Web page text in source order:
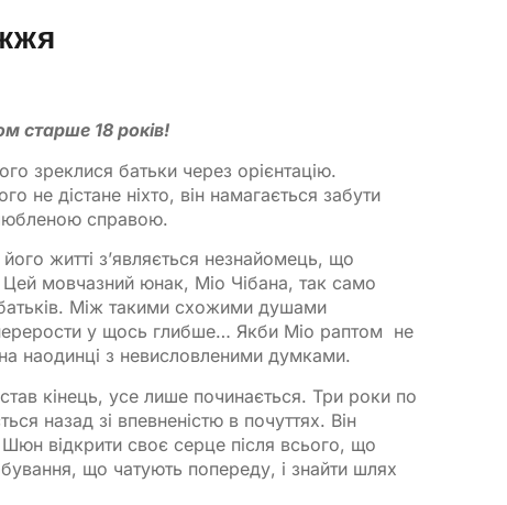
старше 18 років!
зреклися батьки через орієнтацію.
не дістане ніхто, він намагається забути
справою.
житті з’являється незнайомець, що
мовчазний юнак, Міо Чібана, так само
Між такими схожими душами
у щось глибше… Якби Міо раптом не
наодинці з невисловленими думками.
кінець, усе лише починається. Три роки по
назад зі впевненістю в почуттях. Він
відкрити своє серце після всього, що
що чатують попереду, і знайти шлях